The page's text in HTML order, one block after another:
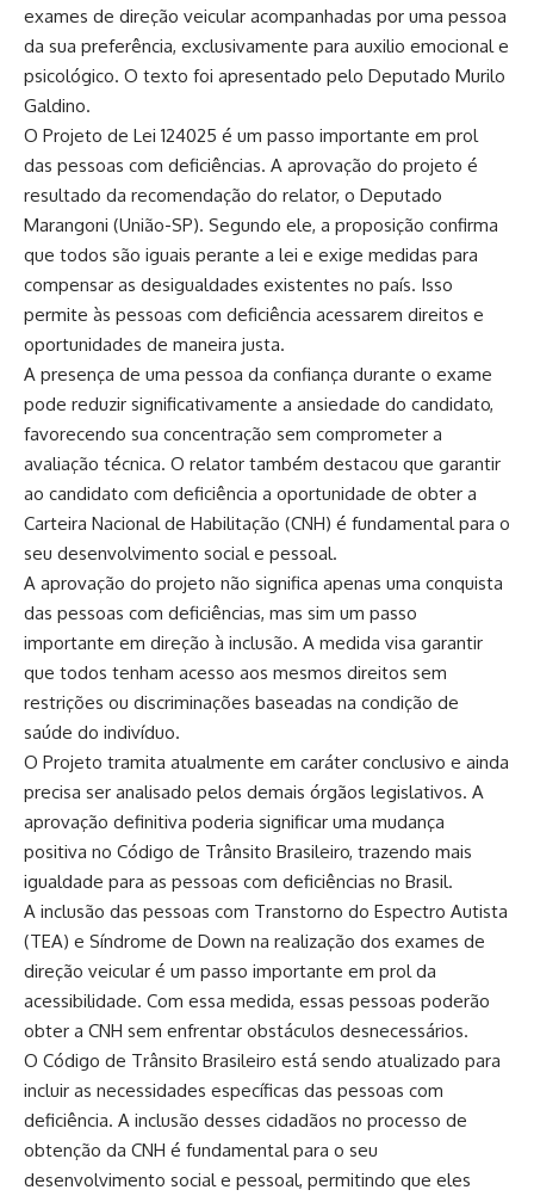
exames de direção veicular acompanhadas por uma pessoa
da sua preferência, exclusivamente para auxilio emocional e
psicológico. O texto foi apresentado pelo Deputado Murilo
Galdino.
O Projeto de Lei 124025 é um passo importante em prol
das pessoas com deficiências. A aprovação do projeto é
resultado da recomendação do relator, o Deputado
Marangoni (União-SP). Segundo ele, a proposição confirma
que todos são iguais perante a lei e exige medidas para
compensar as desigualdades existentes no país. Isso
permite às pessoas com deficiência acessarem direitos e
oportunidades de maneira justa.
A presença de uma pessoa da confiança durante o exame
pode reduzir significativamente a ansiedade do candidato,
favorecendo sua concentração sem comprometer a
avaliação técnica. O relator também destacou que garantir
ao candidato com deficiência a oportunidade de obter a
Carteira Nacional de Habilitação (CNH) é fundamental para o
seu desenvolvimento social e pessoal.
A aprovação do projeto não significa apenas uma conquista
das pessoas com deficiências, mas sim um passo
importante em direção à inclusão. A medida visa garantir
que todos tenham acesso aos mesmos direitos sem
restrições ou discriminações baseadas na condição de
saúde do indivíduo.
O Projeto tramita atualmente em caráter conclusivo e ainda
precisa ser analisado pelos demais órgãos legislativos. A
aprovação definitiva poderia significar uma mudança
positiva no Código de Trânsito Brasileiro, trazendo mais
igualdade para as pessoas com deficiências no Brasil.
A inclusão das pessoas com Transtorno do Espectro Autista
(TEA) e Síndrome de Down na realização dos exames de
direção veicular é um passo importante em prol da
acessibilidade. Com essa medida, essas pessoas poderão
obter a CNH sem enfrentar obstáculos desnecessários.
O Código de Trânsito Brasileiro está sendo atualizado para
incluir as necessidades específicas das pessoas com
deficiência. A inclusão desses cidadãos no processo de
obtenção da CNH é fundamental para o seu
desenvolvimento social e pessoal, permitindo que eles